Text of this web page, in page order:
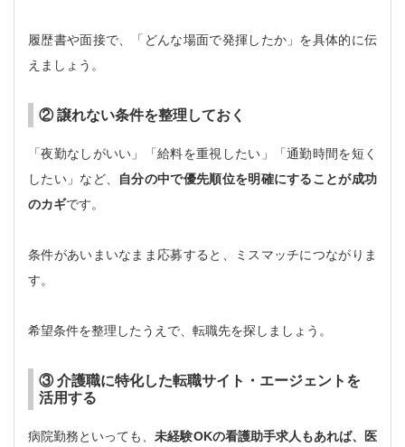
履歴書や面接で、「どんな場面で発揮したか」を具体的に伝
えましょう。
② 譲れない条件を整理しておく
「夜勤なしがいい」「給料を重視したい」「通勤時間を短く
したい」など、
自分の中で優先順位を明確にすることが成功
のカギです。
条件があいまいなまま応募すると、ミスマッチにつながりま
す。
希望条件を整理したうえで、転職先を探しましょう。
③ 介護職に特化した転職サイト・エージェントを
活用する
病院勤務といっても、未経験OKの看護助手求人もあれば、医